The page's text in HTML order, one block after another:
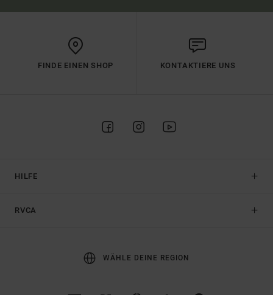
FINDE EINEN SHOP KONTAKTIERE UNS
HILFE
RVCA
WÄHLE DEINE REGION